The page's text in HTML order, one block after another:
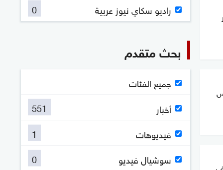
راديو سكاي نيوز عربية
0
بحث متقدم
جميع الفئات
أخبار
551
فيديوهات
1
سوشيال فيديو
0